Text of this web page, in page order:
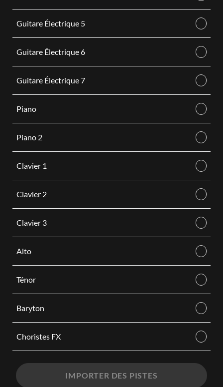
Guitare Électrique 5
Guitare Électrique 6
Guitare Électrique 7
Piano
Piano 2
Clavier 1
Clavier 2
Clavier 3
Alto
Ténor
Baryton
Choristes FX
IMPORTER DES PISTES